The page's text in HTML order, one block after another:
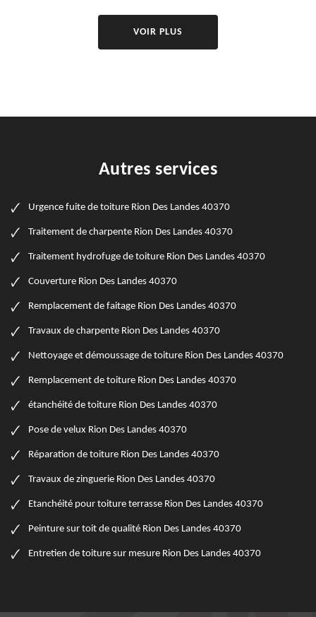
VOIR PLUS
Autres services
Urgence fuite de toiture Rion Des Landes 40370
Traitement de charpente Rion Des Landes 40370
Traitement hydrofuge de toiture Rion Des Landes 40370
Couverture Rion Des Landes 40370
Remplacement de faitage Rion Des Landes 40370
Travaux de charpente Rion Des Landes 40370
Nettoyage et démoussage de toiture Rion Des Landes 40370
Remplacement de toiture Rion Des Landes 40370
étanchéité de toiture Rion Des Landes 40370
Pose de velux Rion Des Landes 40370
Réparation de toiture Rion Des Landes 40370
Travaux de zinguerie Rion Des Landes 40370
Etanchéité pour toiture terrasse Rion Des Landes 40370
Peinture sur toit de qualité Rion Des Landes 40370
Entretien de toiture sur mesure Rion Des Landes 40370